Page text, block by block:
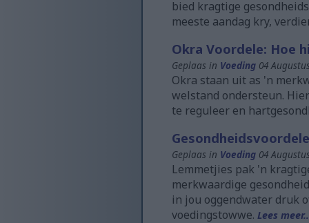
bied kragtige
meeste aandag kry,
Okra Voordele: Hoe
Geplaas in Voeding 04
Okra staan uit as 'n
welstand ondersteun.
te reguleer en
Geplaas in Voeding 04
Lemmetjies pak 'n
merkwaardige
in jou oggendwater druk
voedingstowwe.Lees